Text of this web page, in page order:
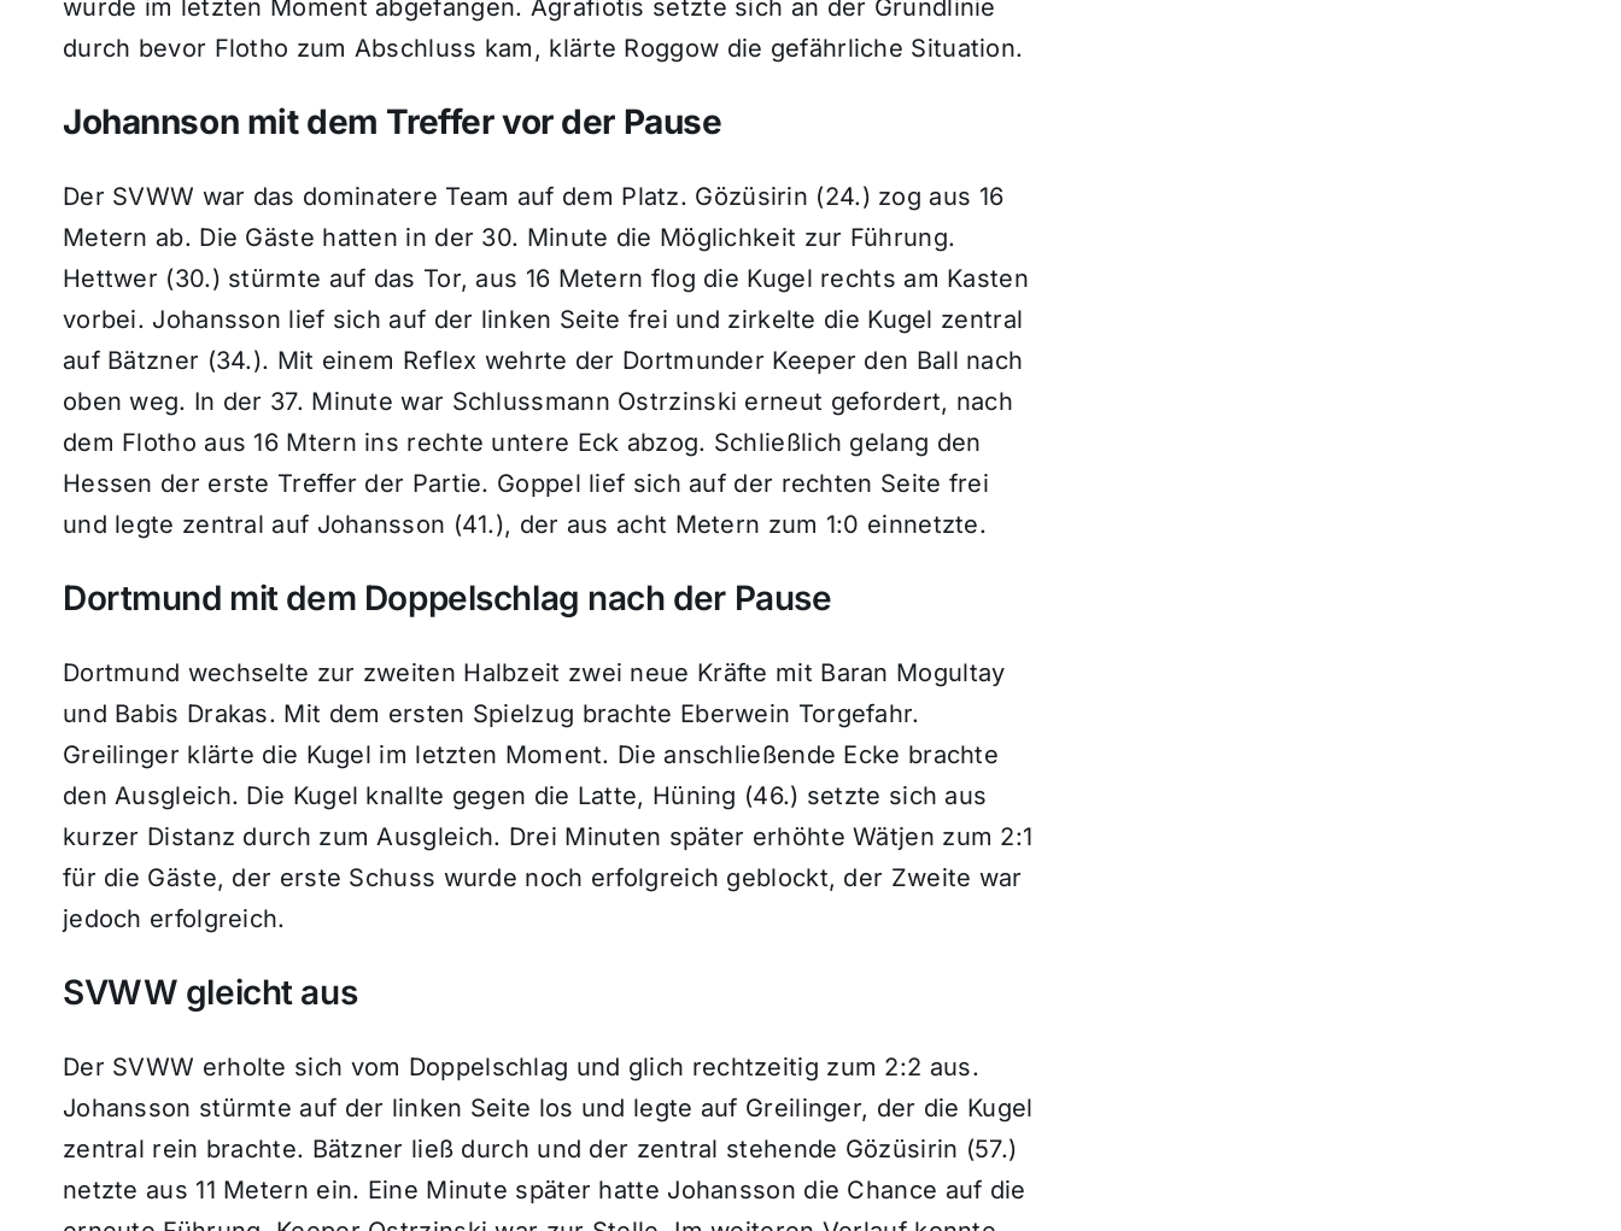
wurde im letzten Moment abgefangen. Agrafiotis setzte sich an der Grundlinie
durch bevor Flotho zum Abschluss kam, klärte Roggow die gefährliche Situation.
Johannson mit dem Treffer vor der Pause
Der SVWW war das dominatere Team auf dem Platz. Gözüsirin (24.) zog aus 16
Metern ab. Die Gäste hatten in der 30. Minute die Möglichkeit zur Führung.
Hettwer (30.) stürmte auf das Tor, aus 16 Metern flog die Kugel rechts am Kasten
vorbei. Johansson lief sich auf der linken Seite frei und zirkelte die Kugel zentral
auf Bätzner (34.). Mit einem Reflex wehrte der Dortmunder Keeper den Ball nach
oben weg. In der 37. Minute war Schlussmann Ostrzinski erneut gefordert, nach
dem Flotho aus 16 Mtern ins rechte untere Eck abzog. Schließlich gelang den
Hessen der erste Treffer der Partie. Goppel lief sich auf der rechten Seite frei
und legte zentral auf Johansson (41.), der aus acht Metern zum 1:0 einnetzte.
Dortmund mit dem Doppelschlag nach der Pause
Dortmund wechselte zur zweiten Halbzeit zwei neue Kräfte mit Baran Mogultay
und Babis Drakas. Mit dem ersten Spielzug brachte Eberwein Torgefahr.
Greilinger klärte die Kugel im letzten Moment. Die anschließende Ecke brachte
den Ausgleich. Die Kugel knallte gegen die Latte, Hüning (46.) setzte sich aus
kurzer Distanz durch zum Ausgleich. Drei Minuten später erhöhte Wätjen zum 2:1
für die Gäste, der erste Schuss wurde noch erfolgreich geblockt, der Zweite war
jedoch erfolgreich.
SVWW gleicht aus
Der SVWW erholte sich vom Doppelschlag und glich rechtzeitig zum 2:2 aus.
Johansson stürmte auf der linken Seite los und legte auf Greilinger, der die Kugel
zentral rein brachte. Bätzner ließ durch und der zentral stehende Gözüsirin (57.)
netzte aus 11 Metern ein. Eine Minute später hatte Johansson die Chance auf die